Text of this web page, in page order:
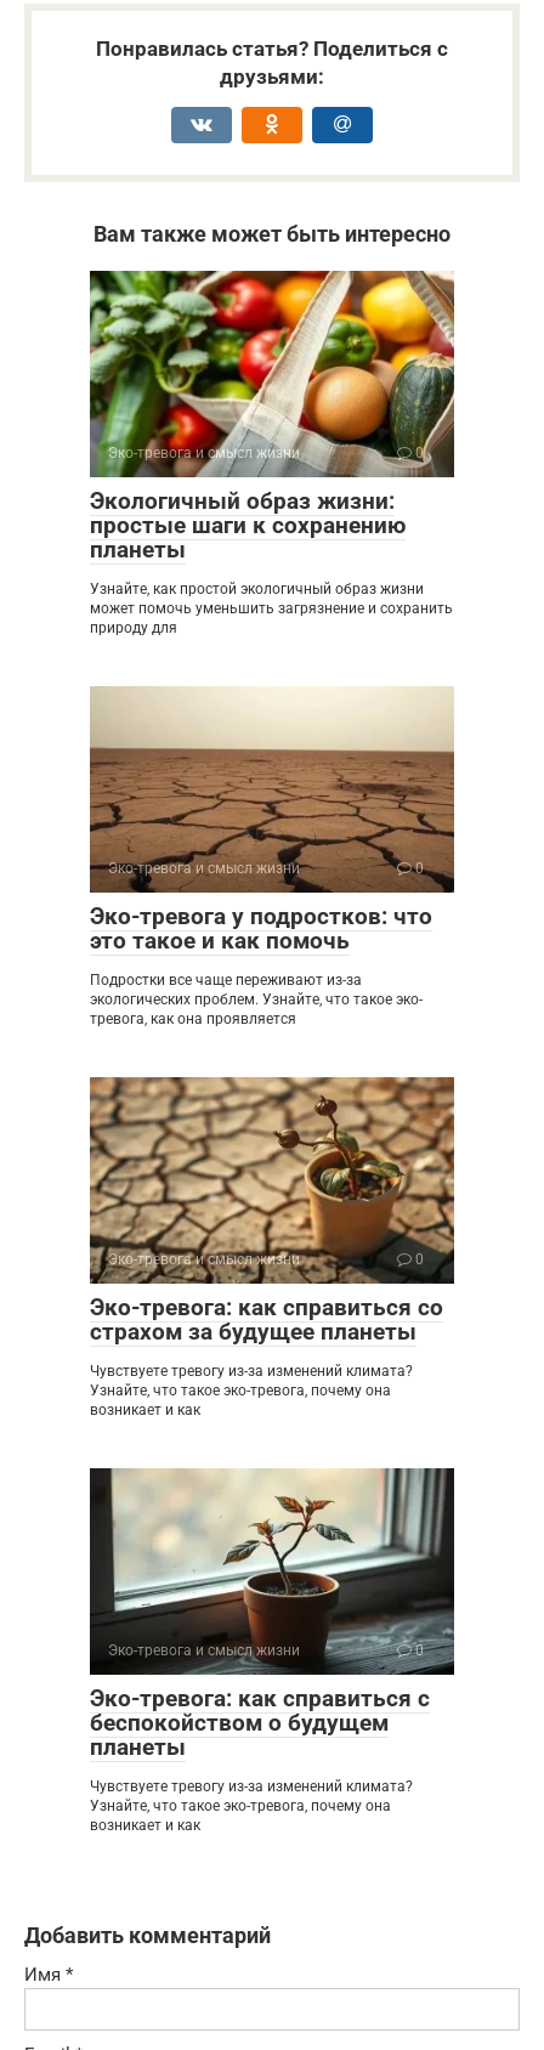
Понравилась статья? Поделиться с
друзьями:
Вам также может быть интересно
Эко-тревога и смысл жизни 0
Экологичный образ жизни:
простые шаги к сохранению
планеты
Узнайте, как простой экологичный образ жизни
может помочь уменьшить загрязнение и сохранить
природу для
Эко-тревога и смысл жизни 0
Эко-тревога у подростков: что
это такое и как помочь
Подростки все чаще переживают из-за
экологических проблем. Узнайте, что такое эко-
тревога, как она проявляется
Эко-тревога и смысл жизни 0
Эко-тревога: как справиться со
страхом за будущее планеты
Чувствуете тревогу из-за изменений климата?
Узнайте, что такое эко-тревога, почему она
возникает и как
Эко-тревога и смысл жизни 0
Эко-тревога: как справиться с
беспокойством о будущем
планеты
Чувствуете тревогу из-за изменений климата?
Узнайте, что такое эко-тревога, почему она
возникает и как
Добавить комментарий
Имя *